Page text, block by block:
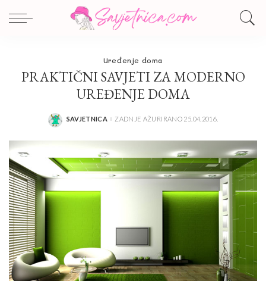
Uređenje doma
PRAKTIČNI SAVJETI ZA MODERNO
UREĐENJE DOMA
POSTED
SAVJETNICA ZADNJE AŽURIRANO 25.04.2016.